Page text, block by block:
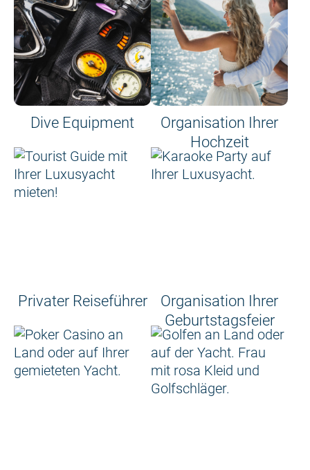
Dive Equipment
Organisation Ihrer
Hochzeit
Privater Reiseführer
Organisation Ihrer
Geburtstagsfeier